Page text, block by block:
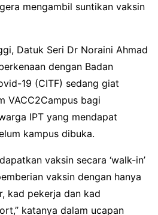
mengambil suntikan vaksin
Datuk Seri Dr Noraini Ahmad
dengan Badan
19 (CITF) sedang giat
VACC2Campus bagi
IPT yang mendapat
kampus dibuka.
vaksin secara ‘walk-in’
vaksin dengan hanya
kad pekerja dan kad
katanya dalam ucapan